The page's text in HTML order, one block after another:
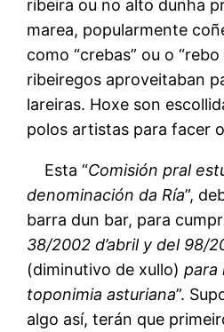
ribeira ou no alto dunha
marea, popularmente
como “crebas” ou o
ribeiregos aproveitaban
lareiras. Hoxe son
polos artistas para facer
Esta “Comisión pral
denominación da Ría”,
barra dun bar, para
38/2002 d’abril y del 98/
(diminutivo de xullo)para
toponimia asturiana”.
algo así, terán que